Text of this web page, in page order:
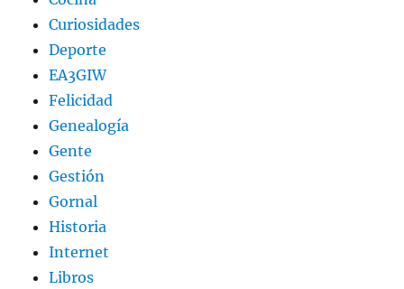
Curiosidades
Deporte
EA3GIW
Felicidad
Genealogía
Gente
Gestión
Gornal
Historia
Internet
Libros